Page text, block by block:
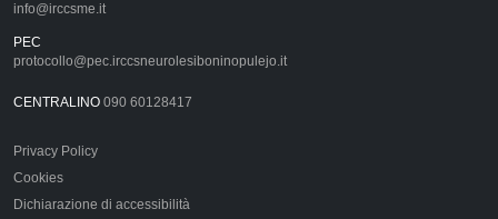
info@irccsme.it
PEC
protocollo@pec.irccsneurolesiboninopulejo.it
CENTRALINO 090 60128417
Privacy Policy
Cookies
Dichiarazione di accessibilità